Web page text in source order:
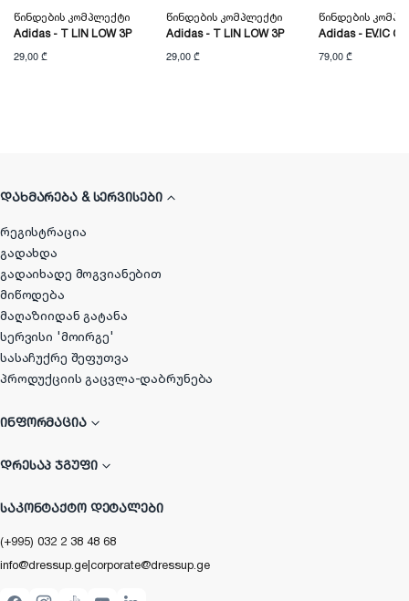
Წინდების Კომპლექტი
Adidas - T LIN LOW 3P
29,00 ₾
Წინდების Კომპლექტი
Adidas - T LIN LOW 3P
29,00 ₾
Წინდების
Adidas - EV.IC
79,00 ₾
ᲓᲐᲮᲛᲐᲠᲔᲑᲐ & ᲡᲔᲠᲕᲘᲡᲔᲑᲘ
რეგისტრაცია
გადახდა
გადაიხადე მოგვიანებით
მიწოდება
მაღაზიიდან გატანა
სერვისი 'მოირგე'
სასაჩუქრე შეფუთვა
პროდუქციის გაცვლა-დაბრუნება
ᲘᲜᲤᲝᲠᲛᲐᲪᲘᲐ
ᲓᲠᲔᲡᲐᲞ ᲯᲒᲣᲤᲘ
ᲡᲐᲙᲝᲜᲢᲐᲥᲢᲝ ᲓᲔᲢᲐᲚᲔᲑᲘ
(+995) 032 2 38 48 68
info@dressup.ge|corporate@dressup.ge